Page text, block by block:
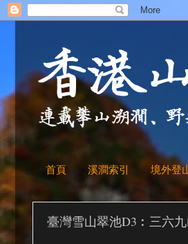
首頁 溪澗索引 境外登
臺灣雪山翠池D3︰三六